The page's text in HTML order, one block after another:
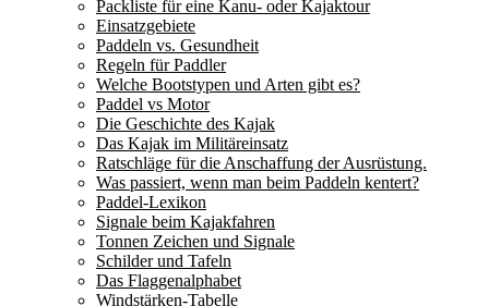
Packliste für eine Kanu- oder Kajaktour
Einsatzgebiete
Paddeln vs. Gesundheit
Regeln für Paddler
Welche Bootstypen und Arten gibt es?
Paddel vs Motor
Die Geschichte des Kajak
Das Kajak im Militäreinsatz
Ratschläge für die Anschaffung der Ausrüstung.
Was passiert, wenn man beim Paddeln kentert?
Paddel-Lexikon
Signale beim Kajakfahren
Tonnen Zeichen und Signale
Schilder und Tafeln
Das Flaggenalphabet
Windstärken-Tabelle